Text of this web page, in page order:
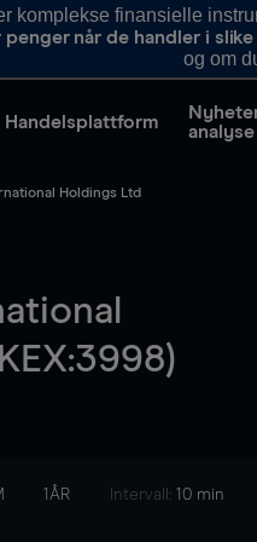
komplekse finansielle
når de handler i
og om
Handelsplattform
analyse
Holdings Ltd
1ÅR Intervall: 10 min